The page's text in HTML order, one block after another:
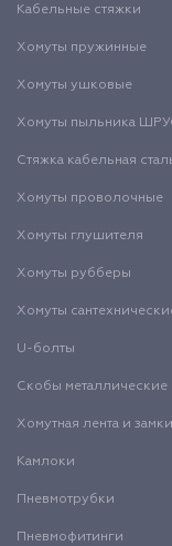
Кабельные стяжки
Хомуты пружинные
Хомуты ушковые
Хомуты пыльника
Стяжка кабельная
Хомуты проволочные
Хомуты глушителя
Хомуты рубберы
Хомуты
U-болты
Скобы металлические
Хомутная лента и замки
Камлоки
Пневмотрубки
Пневмофитинги